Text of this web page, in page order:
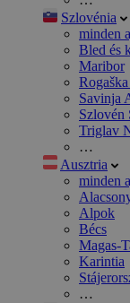
Szlovénia
minden
Bled és
Maribor
Savinja
Szlovén
Triglav
…
Ausztria
minden
Alpok
Bécs
Magas-
Karintia
…